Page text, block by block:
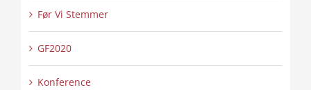
Før Vi Stemmer
GF2020
Konference